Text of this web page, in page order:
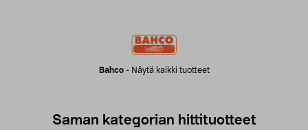
Bahco- Näytä kaikki tuotteet
Saman kategorian hittituotteet